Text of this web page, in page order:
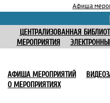
Афиша
ЦЕНТРАЛИЗОВАННАЯ
МЕРОПРИЯТИЯ
АФИША МЕРОПРИЯТИЙ
О МЕРОПРИЯТИЯХ